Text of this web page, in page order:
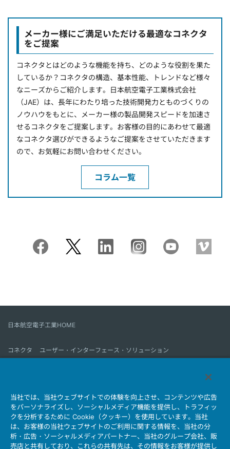
メーカー様にご満足いただける最適なコネクタ
をご提案
コネクタとはどのような機能を持ち、どのような役割を果た
しているか？コネクタの構造、基本性能、トレンドなど様々
なニーズからご紹介します。日本航空電子工業株式会社
（JAE）は、長年にわたり培った技術開発力とものづくりの
ノウハウをもとに、メーカー様の製品開発スピードを加速さ
せるコネクタをご提案します。お客様の目的にあわせて最適
なコネクタ選びができるようなご提案をさせていただきます
ので、お気軽にお問い合わせください。
コラム一覧
日本航空電子工業HOME
コネクタ
ユーザー・インターフェース・ソリューション
会社情報 サステナビリティ IR情報 採用情報
会社情報新着一覧
製品情報新着一覧
サイトマップ お問い合わせ
当社では、当社ウェブサイトでの体験を向上させ、コンテンツや広告
をパーソナライズし、ソーシャルメディア機能を提供し、トラフィッ
クを分析するために Cookie（クッキー）を使用しています。当社
は、お客様の当社ウェブサイトのご利用に関する情報を、当社の分
析・広告・ソーシャルメディアパートナー、当社のグループ会社、販
売店と共有しており、これらの共有先は、その情報をお客様が提供し